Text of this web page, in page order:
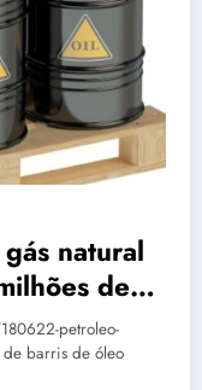
natural
de
petroleo-
barris de óleo